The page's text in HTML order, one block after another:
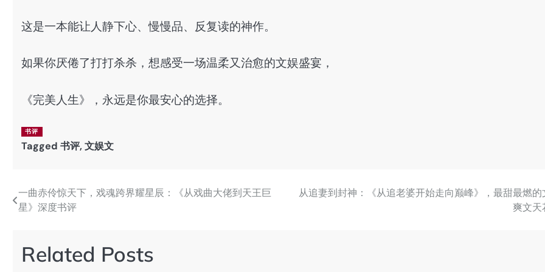
这是一本能让人静下心、慢慢品、反复读的神作。
如果你厌倦了打打杀杀，想感受一场温柔又治愈的文娱盛宴，
《完美人生》，永远是你最安心的选择。
书评
Tagged 书评,文娱文
文
航
一曲赤伶惊天下，戏魂跨界耀星辰：《从戏曲大佬到天王巨
星》深度书评
从追妻到封神：《从追老婆开始走向巅峰》，最甜最燃的
爽文天
Related Posts